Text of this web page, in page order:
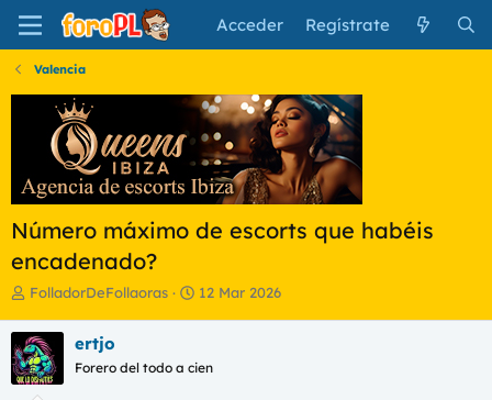
Acceder Regístrate
Valencia
Número máximo de escorts que habéis
encadenado?
I
i
c
i
a
FolladorDeFollaoras
F
a
12 Mar 2026
ertjo
Forero del todo a cien